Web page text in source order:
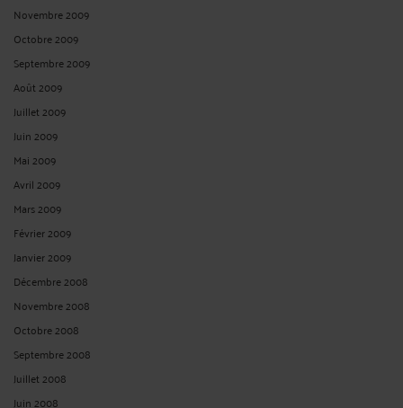
Novembre 2009
Octobre 2009
Septembre 2009
Août 2009
Juillet 2009
Juin 2009
Mai 2009
Avril 2009
Mars 2009
Février 2009
Janvier 2009
Décembre 2008
Novembre 2008
Octobre 2008
Septembre 2008
Juillet 2008
Juin 2008